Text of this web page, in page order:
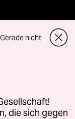
für Genehmigungen
Gerade nicht
die sich gegen